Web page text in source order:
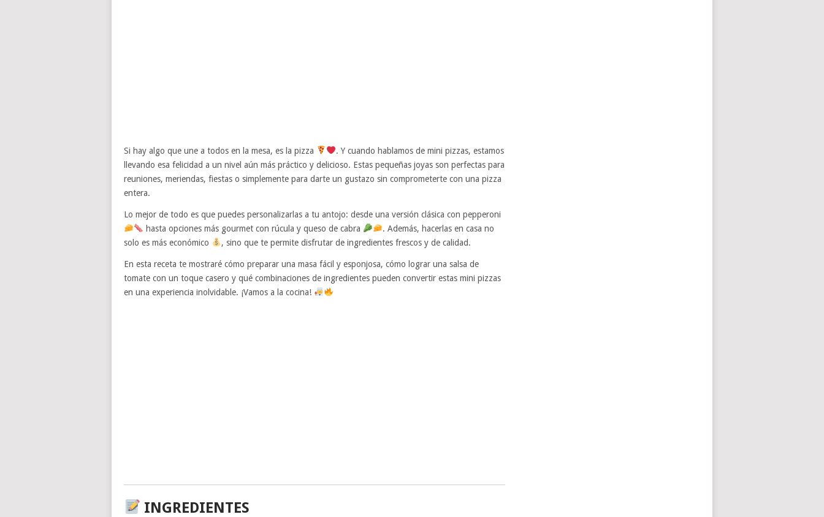
Si hay algo que une a todos en la mesa, es la pizza
. Y cuando hablamos de mini pizzas, estamos
llevando esa felicidad a un nivel aún más práctico y delicioso. Estas pequeñas joyas son perfectas para
reuniones, meriendas, fiestas o simplemente para darte un gustazo sin comprometerte con una pizza
entera.
Lo mejor de todo es que puedes personalizarlas a tu antojo: desde una versión clásica con pepperoni
hasta opciones más gourmet con rúcula y queso de cabra
. Además, hacerlas en casa no
solo es más económico
, sino que te permite disfrutar de ingredientes frescos y de calidad.
En esta receta te mostraré cómo preparar una masa fácil y esponjosa, cómo lograr una salsa de
tomate con un toque casero y qué combinaciones de ingredientes pueden convertir estas mini pizzas
en una experiencia inolvidable. ¡Vamos a la cocina!
INGREDIENTES